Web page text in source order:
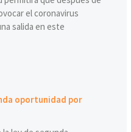
el coronavirus
salida en este
oportunidad por